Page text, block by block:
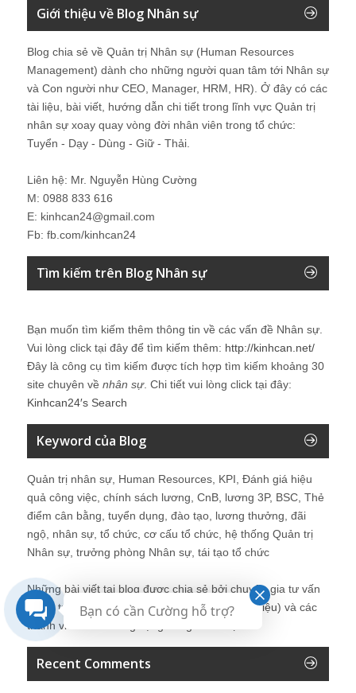
Giới thiệu về Blog Nhân sự
Blog chia sẻ về Quản trị Nhân sự (Human Resources
Management) dành cho những người quan tâm tới Nhân sự
và Con người như CEO, Manager, HRM, HR). Ở đây có các
tài liệu, bài viết, hướng dẫn chi tiết trong lĩnh vực Quản trị
nhân sự xoay quay vòng đời nhân viên trong tổ chức:
Tuyển - Dạy - Dùng - Giữ - Thải.
Liên hệ: Mr. Nguyễn Hùng Cường
M: 0988 833 616
E: kinhcan24@gmail.com
Fb: fb.com/kinhcan24
Tìm kiếm trên Blog Nhân sự
Bạn muốn tìm kiếm thêm thông tin về các vấn đề Nhân sự
Vui lòng click tại đây để tìm kiếm thêm: http://kinhcan.net/
Đây là công cụ tìm kiếm được tích hợp tìm kiếm khoảng 30
site chuyên về nhân sự. Chi tiết vui lòng click tại đây:
Kinhcan24′s Search
Keyword của Blog
Quản trị nhân sự, Human Resources, KPI, Đánh giá hiệu
quả công việc, chính sách lương, CnB, lương 3P, BSC, Thẻ
điểm cân bằng, tuyển dụng, đào tạo, lương thưởng, đãi
ngộ, nhân sự, tổ chức, cơ cấu tổ chức, hệ thống Quản trị
Nhân sự, trưởng phòng Nhân sự, tái tạo tổ chức
Những bài viết tại blog được chia sẻ bởi chuyên gia tư vấn
Quản trị Nhân sự Nguyễn Hùng Cường (giới thiệu) và các
thành viên khác trong cộng đồng Nhân sự.
Recent Comments
Bạn có cần Cường hỗ trợ?